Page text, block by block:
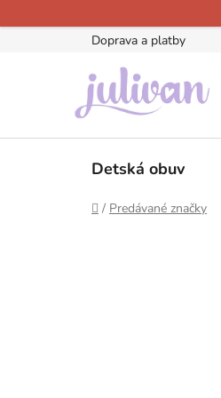
na
Doprava a platby
Detská obuv
Domov
/ Predávané značky